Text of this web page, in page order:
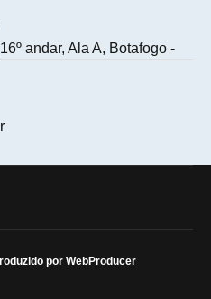
andar, Ala A, Botafogo -
por WebProducer